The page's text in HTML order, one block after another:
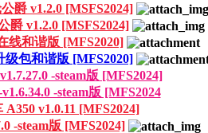
爵 v1.2.0 [MSFS2024]
爵 v1.2.0 [MSFS2024]
线和谐版 [MFS2020]
级包和谐版 [MFS2020]
-steam版 [MFS2024]
-steam版 [MFS2024
v1.0.11 [MFS2024]
-steam版 [MFS2024]